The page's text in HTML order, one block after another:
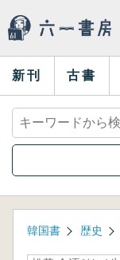
新刊 古書
韓国書 歴史